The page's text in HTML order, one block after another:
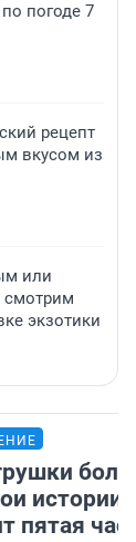
погоде 7
рецепт
вкусом из
или
смотрим
экзотики
пятая